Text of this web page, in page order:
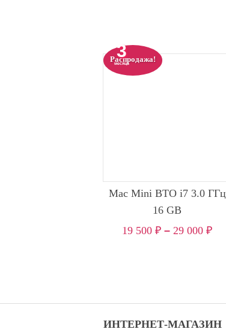
Распродажа!
Mac Mini BTO i7 3.0 ГГц
16 GB
19 500₽ –29 000₽
3
месяца
ИНТЕРНЕТ-МАГАЗИН